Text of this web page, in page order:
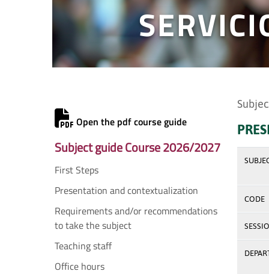
Open the pdf course guide
Subject guide Course 2026/2027
First Steps
Presentation and contextualization
Requirements and/or recommendations
to take the subject
Teaching staff
Office hours
CODE